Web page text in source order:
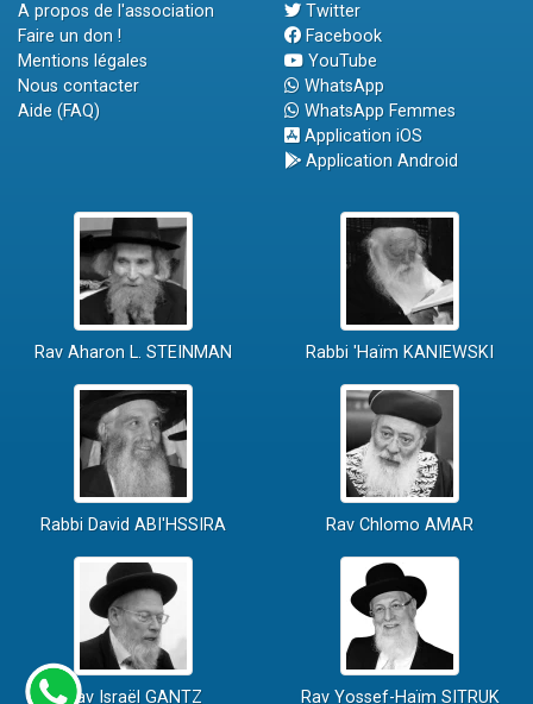
A propos de l'association
Faire un don !
Mentions légales
Nous contacter
Aide (FAQ)
Twitter
Facebook
YouTube
WhatsApp
WhatsApp Femmes
Application iOS
Application Android
Rav Aharon L. STEINMAN Rabbi 'Haïm KANIEWSKI
Rabbi David ABI'HSSIRA Rav Chlomo AMAR
Rav Israël GANTZ Rav Yossef-Haïm SITRUK